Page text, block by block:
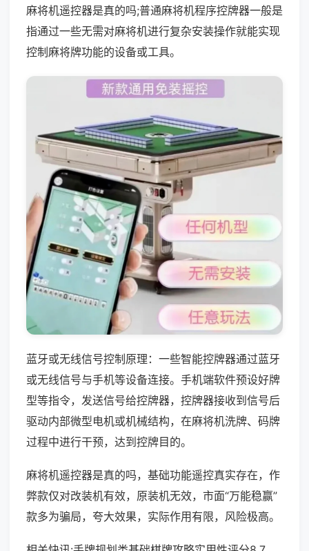
麻将机遥控器是真的吗;普通麻将机程序控牌器一般是
指通过一些无需对麻将机进行复杂安装操作就能实现
控制麻将牌功能的设备或工具。
蓝牙或无线信号控制原理：一些智能控牌器通过蓝牙
或无线信号与手机等设备连接。手机端软件预设好牌
型等指令，发送信号给控牌器，控牌器接收到信号后
驱动内部微型电机或机械结构，在麻将机洗牌、码牌
过程中进行干预，达到控牌目的。
麻将机遥控器是真的吗，基础功能遥控真实存在，作
弊款仅对改装机有效，原装机无效，市面“万能稳赢”
款多为骗局，夸大效果，实际作用有限，风险极高。